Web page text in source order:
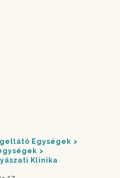
Egységek
Klinika